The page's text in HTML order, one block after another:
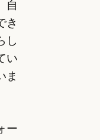
自
き
し
い
ま
ー